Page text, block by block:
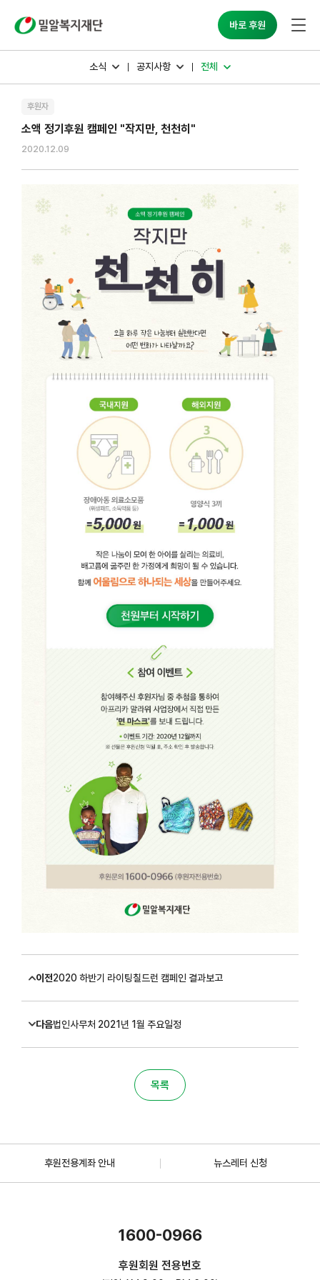
바로 후원
소식 공지사항 전체
후원자
소액 정기후원 캠페인 "작지만, 천천히"
2020.12.09
이전2020 하반기 라이팅칠드런 캠페인 결과보고
다음법인사무처 2021년 1월 주요일정
목록
후원전용계좌 안내 뉴스레터 신청
1600-0966
후원회원 전용번호